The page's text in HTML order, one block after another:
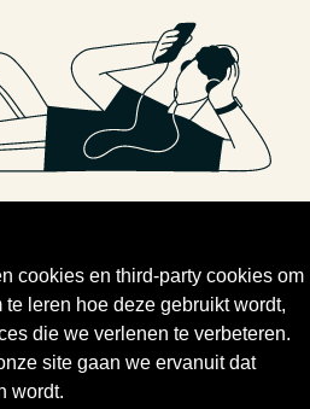
cookies en third-party cookies om
leren hoe deze gebruikt wordt,
die we verlenen te verbeteren.
site gaan we ervanuit dat
wordt.